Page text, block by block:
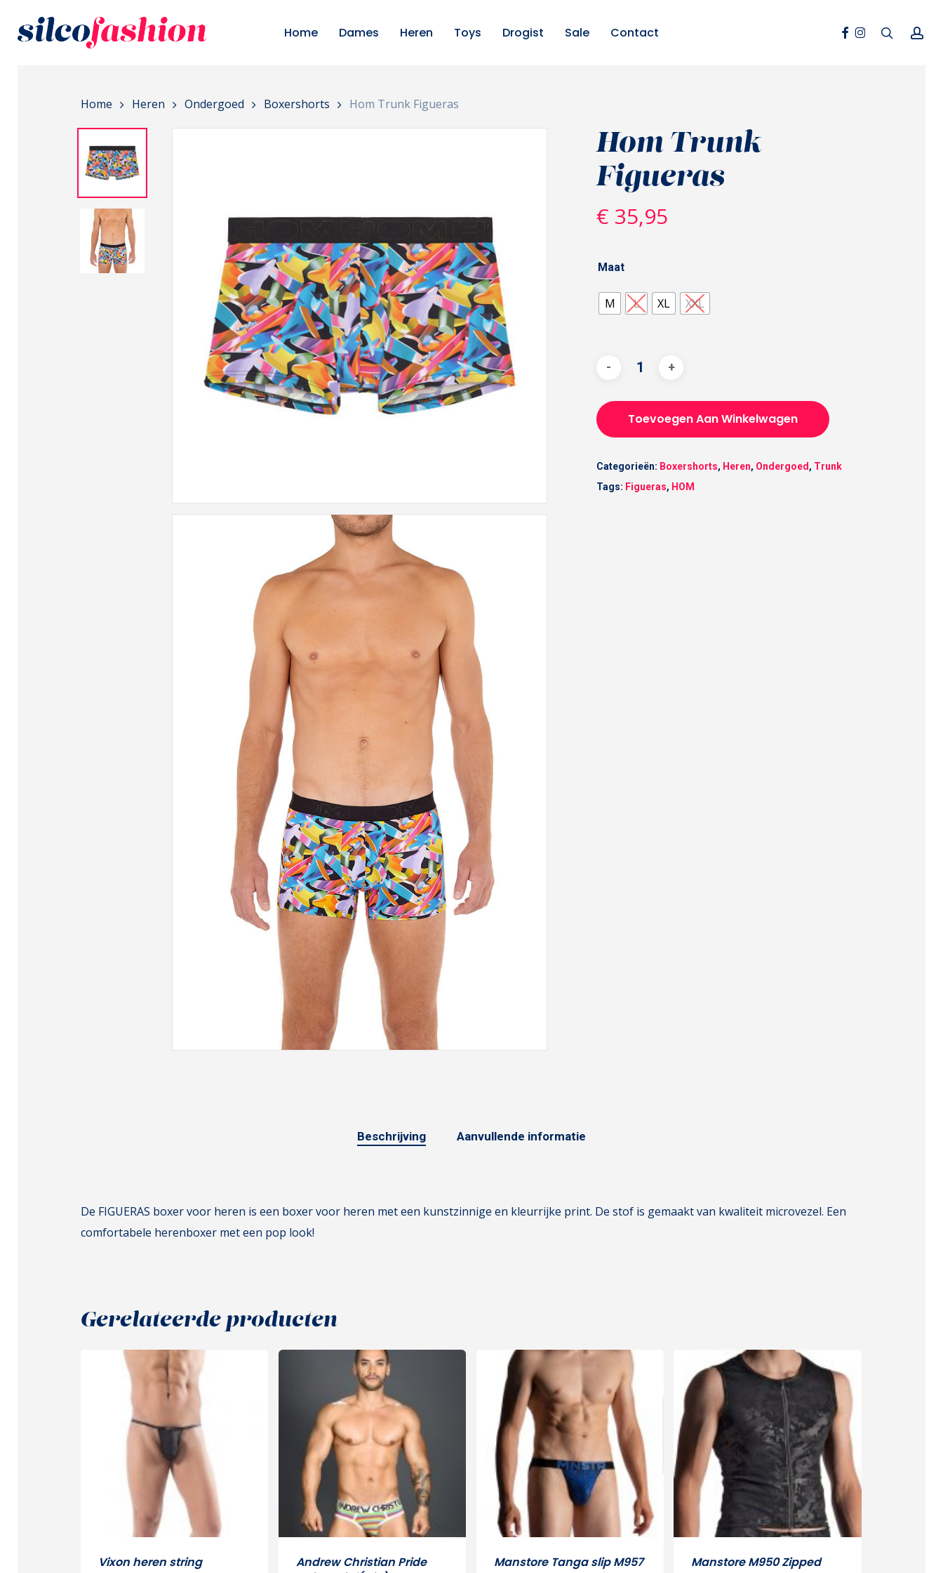
Home Dames Heren Toys Drogist Sale Contact Facebook
Instagramsearch
Home Heren Ondergoed Boxershorts Hom Trunk Figueras
Hom Trunk
Figueras
€ 35,95
Maat
M L XL XXL
Toevoegen Aan Winkelwagen
Categorieën: Boxershorts, Heren, Ondergoed , Trunk
Tags: Figueras, HOM
Beschrijving Aanvullende informatie
De FIGUERAS boxer voor heren is een boxer voor heren met een kunstzinnige en kleurrijke print. De stof is gemaakt van kwaliteit microvezel. Een
comfortabele herenboxer met een pop look!
Gerelateerde producten
Vixon heren string
Andrew Christian Pride
Manstore Tanga slip M957
Manstore M950 Zipped